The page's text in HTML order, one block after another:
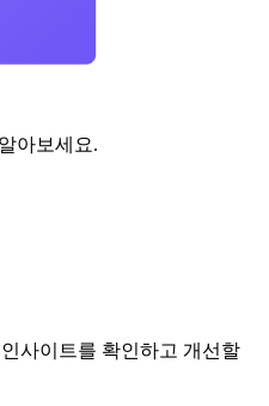
아보세요.
사이트를 확인하고 개선할